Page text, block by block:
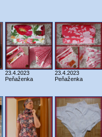
23.4.2023
Peňaženka
23.4.2023
Peňaženka